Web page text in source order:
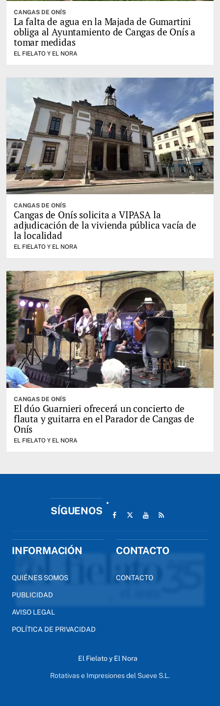
CANGAS DE ONÍS
La falta de agua en la Majada de Gumartini
obliga al Ayuntamiento de Cangas de Onís a
tomar medidas
EL FIELATO Y EL NORA
CANGAS DE ONÍS
Cangas de Onís solicita a VIPASA la
adjudicación de la vivienda pública vacía de
la localidad
EL FIELATO Y EL NORA
CANGAS DE ONÍS
El dúo Guarnieri ofrecerá un concierto de
flauta y guitarra en el Parador de Cangas de
Onís
EL FIELATO Y EL NORA
SÍGUENOS
INFORMACIÓN
QUIÉNES SOMOS
PUBLICIDAD
AVISO LEGAL
POLÍTICA DE PRIVACIDAD
CONTACTO
CONTACTO
El Fielato y El Nora
Rotativas e Impresiones del Sueve S.L.